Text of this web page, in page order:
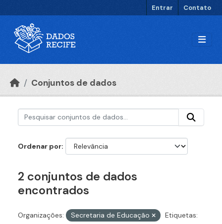
Entrar Contato
Conjuntos de dados
Ordenar por
2 conjuntos de dados
encontrados
Organizações: Secretaria de Educação
Etiquetas: